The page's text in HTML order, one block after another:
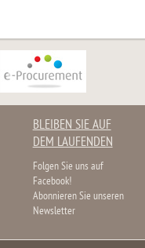
BLEIBEN SIE AUF
DEM LAUFENDEN
Folgen Sie uns auf
Facebook!
Abonnieren Sie unseren
Newsletter